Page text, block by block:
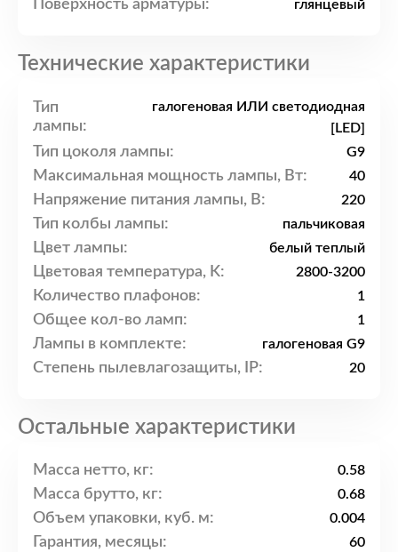
Поверхность арматуры: глянцевый
Технические характеристики
Тип
лампы:
галогеновая ИЛИ светодиодная
[LED]
Тип цоколя лампы: G9
Максимальная мощность лампы, Вт: 40
Напряжение питания лампы, В: 220
Тип колбы лампы: пальчиковая
Цвет лампы: белый теплый
Цветовая температура, K: 2800-3200
Количество плафонов: 1
Общее кол-во ламп: 1
Лампы в комплекте: галогеновая G9
Степень пылевлагозащиты, IP: 20
Остальные характеристики
Масса нетто, кг: 0.58
Масса брутто, кг: 0.68
Объем упаковки, куб. м: 0.004
Гарантия, месяцы: 60